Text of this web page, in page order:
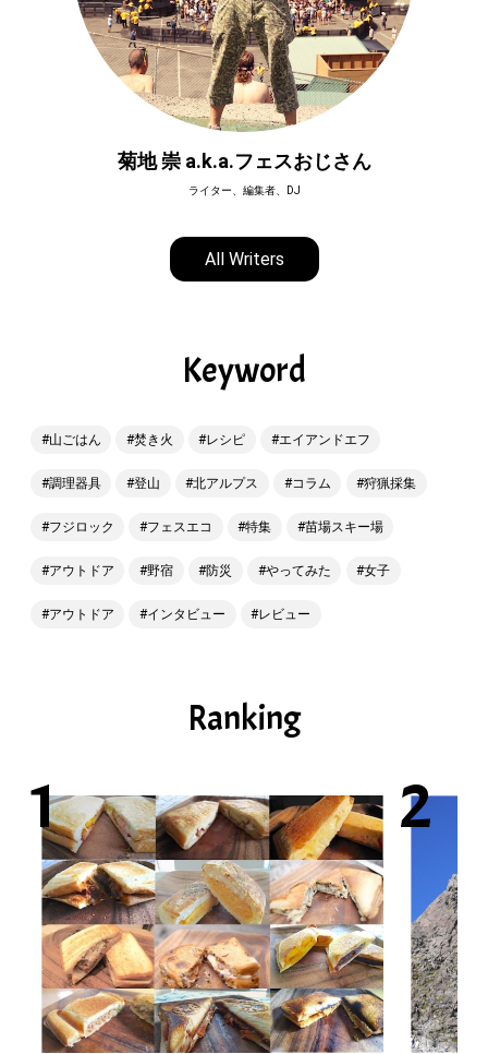
菊地 崇 a.k.a.フェスおじさん
ライター、編集者、DJ
All Writers
Keyword
山ごはん 焚き火 レシピ エイアンドエフ
調理器具 登山 北アルプス コラム 狩猟採集
フジロック フェスエコ 特集 苗場スキー場
アウトドア 野宿 防災 やってみた 女子
アウトドア インタビュー レビュー
Ranking